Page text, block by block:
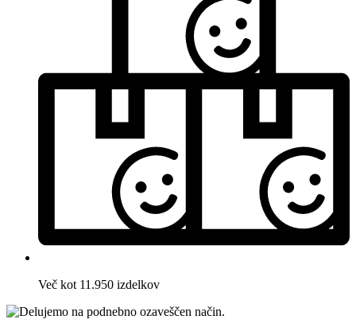
Več kot 11.950 izdelkov